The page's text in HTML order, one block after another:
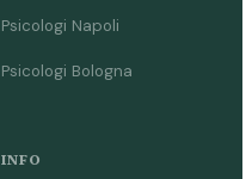
Psicologi Napoli
Psicologi Bologna
INFO